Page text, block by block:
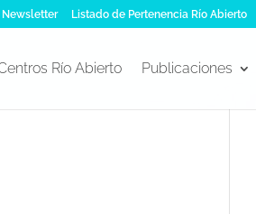
Newsletter Listado de Pertenencia Río Abierto
Río Abierto Publicaciones